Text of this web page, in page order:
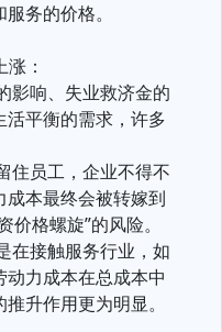
务的价格。
：
影响、失业救济金的
平衡的需求，许多
住员工，企业不得不
本最终会被转嫁到
格螺旋”的风险。
在接触服务行业，如
力成本在总成本中
升作用更为明显。